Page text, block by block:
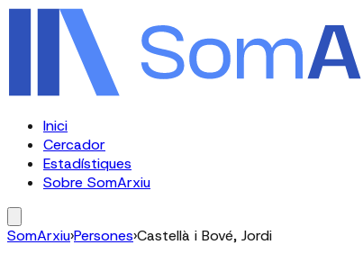
Inici
Cercador
Estadístiques
Sobre SomArxiu
SomArxiu›Persones›Castellà i Bové, Jordi